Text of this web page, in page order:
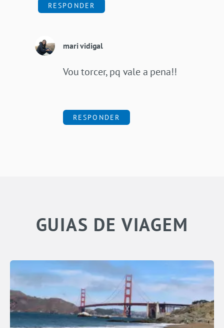
RESPONDER
mari vidigal
Vou torcer, pq vale a pena!!
RESPONDER
GUIAS DE VIAGEM